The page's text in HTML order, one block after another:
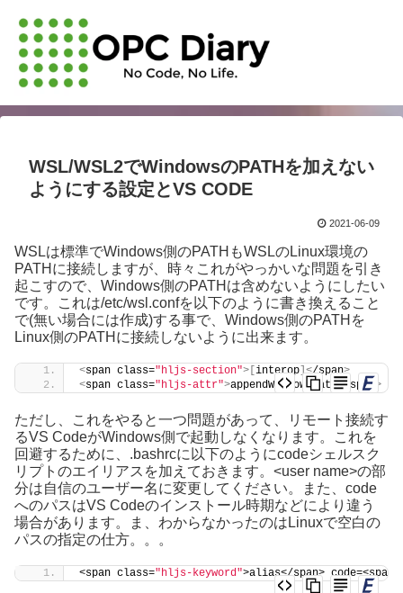
WSL/WSL2でWindowsのPATHを加えない
ようにする設定とVS CODE
2021-06-09
WSLは標準でWindows側のPATHもWSLのLinux環境の
PATHに接続しますが、時々これがやっかいな問題を引き
起こすので、Windows側のPATHは含めないようにしたい
です。これは/etc/wsl.confを以下のように書き換えること
で(無い場合には作成)する事で、Windows側のPATHを
Linux側のPATHに接続しないように出来ます。
<span class="hljs-section">[ interop ]</span>
<span class="hljs-attr">appendWindowsPath</span >
ただし、これをやると一つ問題があって、リモート接続す
るVS CodeがWindows側で起動しなくなります。これを
回避するために、.bashrcに以下のようにcodeシェルスク
リプトのエイリアスを加えておきます。<user name>の部
分は自信のユーザー名に変更してください。また、code
へのパスはVS Codeのインストール時期などにより違う
場合があります。ま、わからなかったのはLinuxで空白の
パスの指定の仕方。。。
<span class="hljs-keyword">alias</span> code=<span